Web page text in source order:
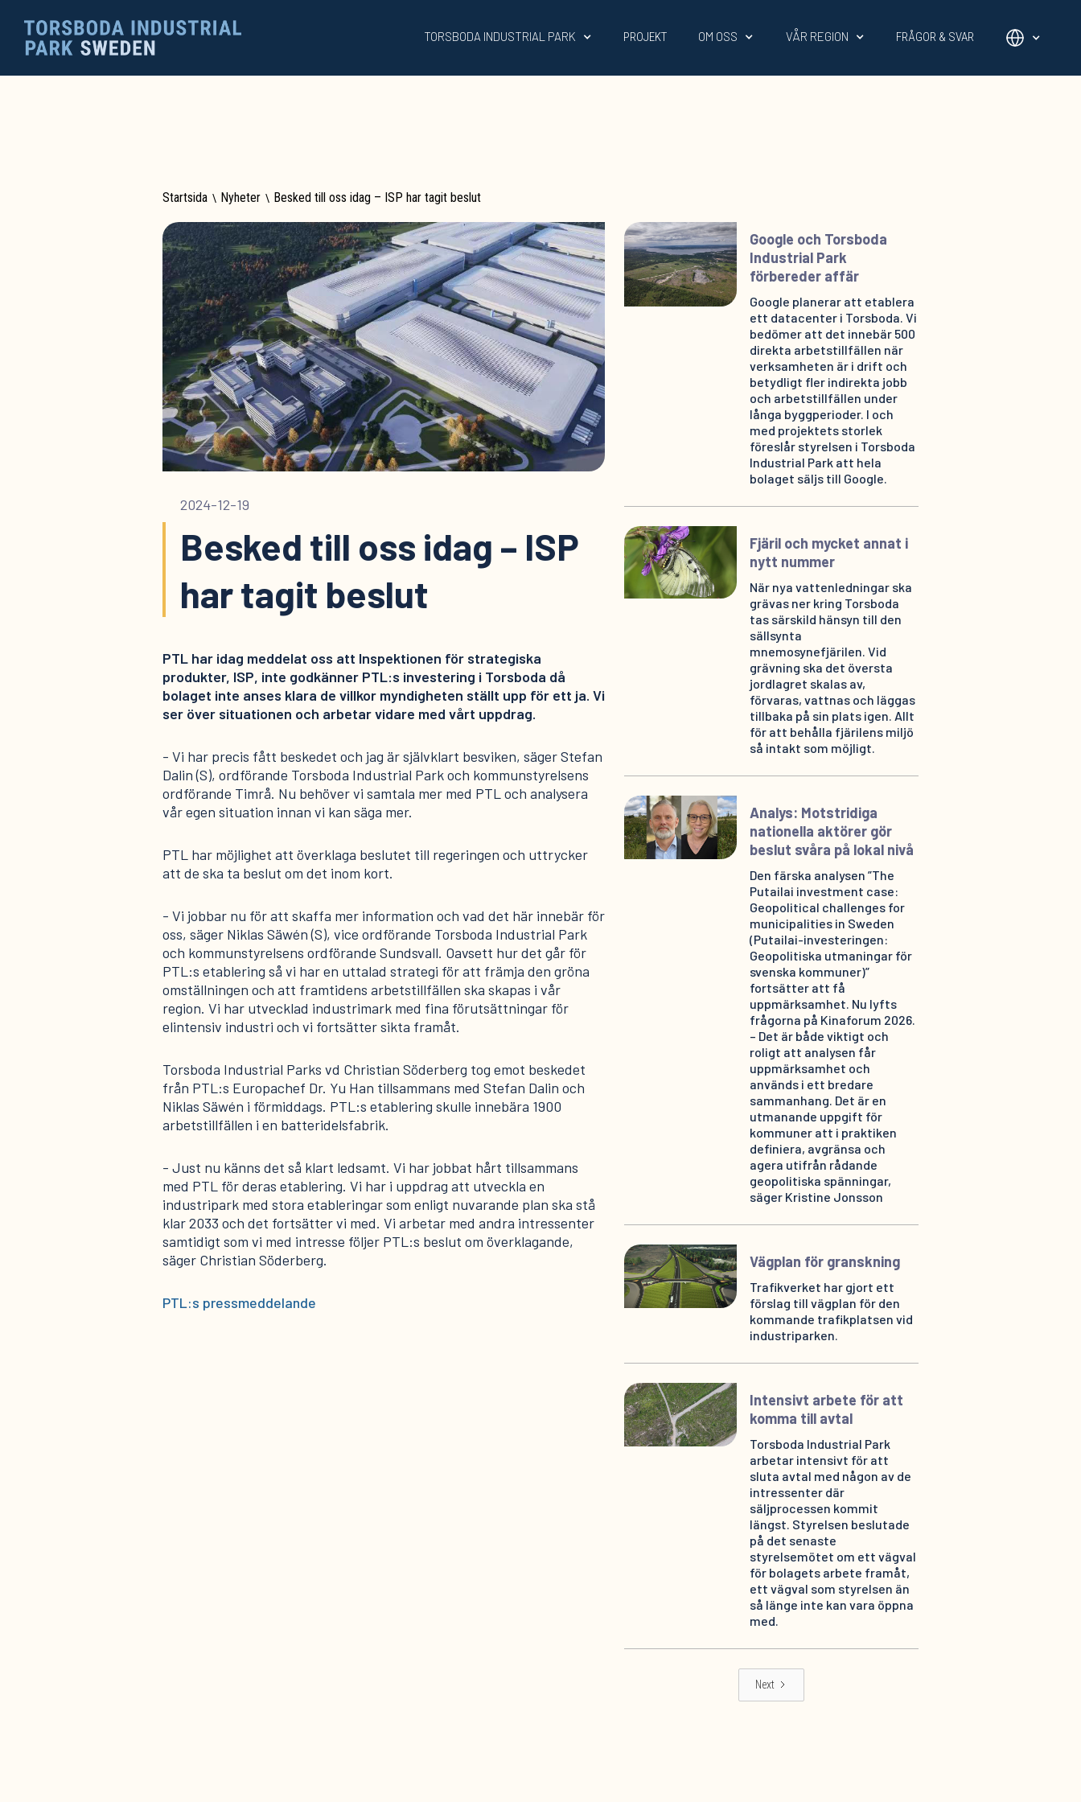
TORSBODA INDUSTRIAL PARK PROJEKT OM OSS VÅR REGION FRÅGOR & SVAR
Startsida \ Nyheter \ Besked till oss idag – ISP har tagit beslut
2024-12-19
Besked till oss idag – ISP
har tagit beslut
PTL har idag meddelat oss att Inspektionen för strategiska
produkter, ISP, inte godkänner PTL:s investering i Torsboda då
bolaget inte anses klara de villkor myndigheten ställt upp för ett ja. Vi
ser över situationen och arbetar vidare med vårt uppdrag.
- Vi har precis fått beskedet och jag är självklart besviken, säger Stefan
Dalin (S), ordförande Torsboda Industrial Park och kommunstyrelsens
ordförande Timrå. Nu behöver vi samtala mer med PTL och analysera
vår egen situation innan vi kan säga mer.
PTL har möjlighet att överklaga beslutet till regeringen och uttrycker
att de ska ta beslut om det inom kort.
- Vi jobbar nu för att skaffa mer information och vad det här innebär för
oss, säger Niklas Säwén (S), vice ordförande Torsboda Industrial Park
och kommunstyrelsens ordförande Sundsvall. Oavsett hur det går för
PTL:s etablering så vi har en uttalad strategi för att främja den gröna
omställningen och att framtidens arbetstillfällen ska skapas i vår
region. Vi har utvecklad industrimark med fina förutsättningar för
elintensiv industri och vi fortsätter sikta framåt.
Torsboda Industrial Parks vd Christian Söderberg tog emot beskedet
från PTL:s Europachef Dr. Yu Han tillsammans med Stefan Dalin och
Niklas Säwén i förmiddags. PTL:s etablering skulle innebära 1900
arbetstillfällen i en batteridelsfabrik.
- Just nu känns det så klart ledsamt. Vi har jobbat hårt tillsammans
med PTL för deras etablering. Vi har i uppdrag att utveckla en
industripark med stora etableringar som enligt nuvarande plan ska stå
klar 2033 och det fortsätter vi med. Vi arbetar med andra intressenter
samtidigt som vi med intresse följer PTL:s beslut om överklagande,
säger Christian Söderberg.
PTL:s pressmeddelande
Google och Torsboda
Industrial Park
förbereder affär
Google planerar att etablera
ett datacenter i Torsboda. Vi
bedömer att det innebär 500
direkta arbetstillfällen när
verksamheten är i drift och
betydligt fler indirekta jobb
och arbetstillfällen under
långa byggperioder. I och
med projektets storlek
föreslår styrelsen i Torsboda
Industrial Park att hela
bolaget säljs till Google.
Fjäril och mycket annat i
nytt nummer
När nya vattenledningar ska
grävas ner kring Torsboda
tas särskild hänsyn till den
sällsynta
mnemosynefjärilen. Vid
grävning ska det översta
jordlagret skalas av,
förvaras, vattnas och läggas
tillbaka på sin plats igen. Allt
för att behålla fjärilens miljö
så intakt som möjligt.
Analys: Motstridiga
nationella aktörer gör
beslut svåra på lokal nivå
Den färska analysen ”The
Putailai investment case:
Geopolitical challenges for
municipalities in Sweden
(Putailai-investeringen:
Geopolitiska utmaningar för
svenska kommuner)”
fortsätter att få
uppmärksamhet. Nu lyfts
frågorna på Kinaforum 2026.
– Det är både viktigt och
roligt att analysen får
uppmärksamhet och
används i ett bredare
sammanhang. Det är en
utmanande uppgift för
kommuner att i praktiken
definiera, avgränsa och
agera utifrån rådande
geopolitiska spänningar,
säger Kristine Jonsson
Vägplan för granskning
Trafikverket har gjort ett
förslag till vägplan för den
kommande trafikplatsen vid
industriparken.
Intensivt arbete för att
komma till avtal
Torsboda Industrial Park
arbetar intensivt för att
sluta avtal med någon av de
intressenter där
säljprocessen kommit
längst. Styrelsen beslutade
på det senaste
styrelsemötet om ett vägval
för bolagets arbete framåt,
ett vägval som styrelsen än
så länge inte kan vara öppna
med.
Next